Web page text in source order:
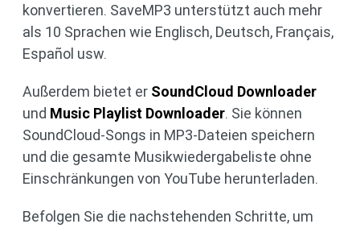
konvertieren. SaveMP3 unterstützt auch mehr
als 10 Sprachen wie Englisch, Deutsch, Français,
Español usw.
Außerdem bietet er SoundCloud Downloader
und Music Playlist Downloader. Sie können
SoundCloud-Songs in MP3-Dateien speichern
und die gesamte Musikwiedergabeliste ohne
Einschränkungen von YouTube herunterladen.
Befolgen Sie die nachstehenden Schritte, um